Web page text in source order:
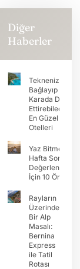
Diğer
Haberler
Teknenizi
Bağlayıp Tatili
Karada Devam
En Güzel Koy
Otelleri
Yaz Bitmeden
Hafta Sonunu
İçin 10 Öneri
Rayların
Üzerinde
Bir Alp
Masalı:
Bernina
Express
ile Tatil
Rotası